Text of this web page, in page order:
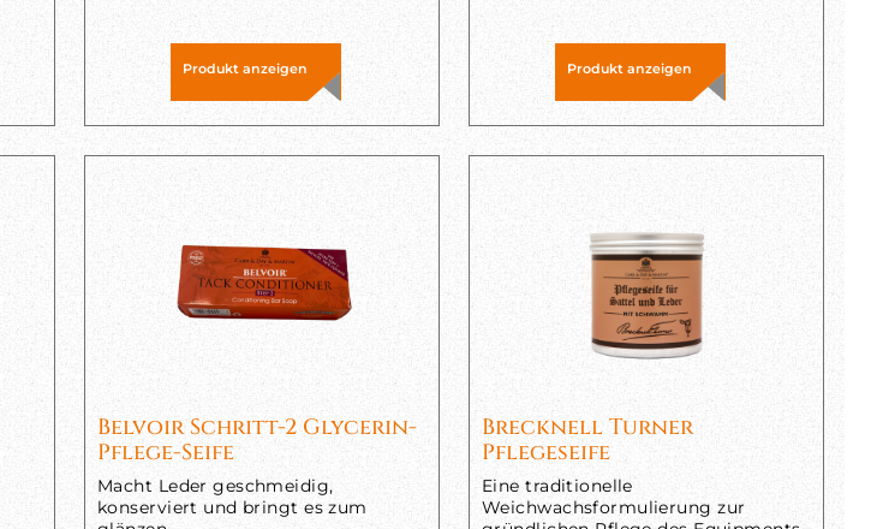
Produkt anzeigen Produkt anzeigen
Belvoir Schritt-2 Glycerin-
Pflege-Seife
Macht Leder geschmeidig,
konserviert und bringt es zum
Brecknell Turner
Pflegeseife
Eine traditionelle
Weichwachsformulierung zur